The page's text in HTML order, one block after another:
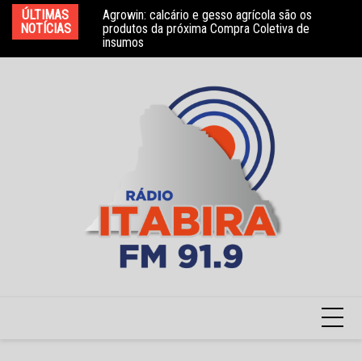
para
conteúdo
ÚLTIMAS
NOTÍCIAS
do Conselho
Agrowin: calcário e gesso agrícola são os
produtos da próxima Compra Coletiva de
insumos